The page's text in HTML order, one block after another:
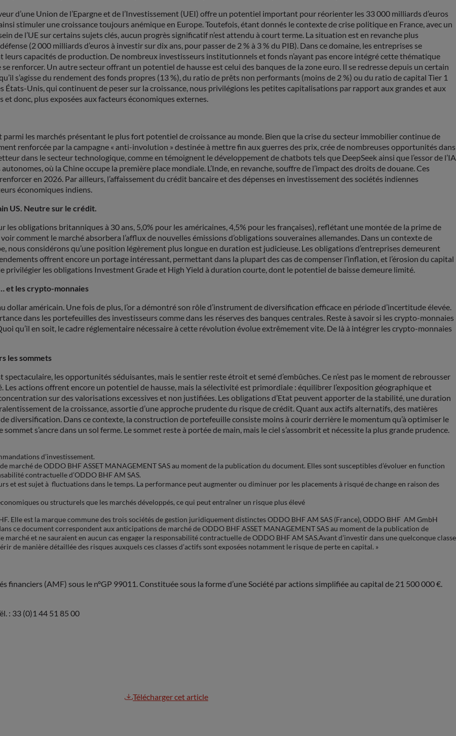
d’une Union de l’Epargne et de l’Investissement (UEI) offre un potentiel important pour réorienter les 33 000 milliards d’euros
stimuler une croissance toujours anémique en Europe. Toutefois, étant donnés le contexte de crise politique en France, avec un
de l’UE sur certains sujets clés, aucun progrès significatif n’est attendu à court terme. La situation est en revanche plus
(2 000 milliards d’euros à investir sur dix ans, pour passer de 2 % à 3 % du PIB). Dans ce domaine, les entreprises se
leurs capacités de production. De nombreux investisseurs institutionnels et fonds n’ayant pas encore intégré cette thématique
renforcer. Un autre secteur offrant un potentiel de hausse est celui des banques de la zone euro. Il se redresse depuis un certain
s’agisse du rendement des fonds propres (13 %), du ratio de prêts non performants (moins de 2 %) ou du ratio de capital Tier 1
États-Unis, qui continuent de peser sur la croissance, nous privilégions les petites capitalisations par rapport aux grandes et aux
donc, plus exposées aux facteurs économiques externes.
parmi les marchés présentant le plus fort potentiel de croissance au monde. Bien que la crise du secteur immobilier continue de
renforcée par la campagne « anti-involution » destinée à mettre fin aux guerres des prix, crée de nombreuses opportunités dans
dans le secteur technologique, comme en témoignent le développement de chatbots tels que DeepSeek ainsi que l’essor de l’IA
où la Chine occupe la première place mondiale. L’Inde, en revanche, souffre de l’impact des droits de douane. Ces
en 2026. Par ailleurs, l’affaissement du crédit bancaire et des dépenses en investissement des sociétés indiennes
économiques indiens.
US. Neutre sur le crédit.
obligations britanniques à 30 ans, 5,0% pour les américaines, 4,5% pour les françaises), reflétant une montée de la prime de
comment le marché absorbera l’afflux de nouvelles émissions d’obligations souveraines allemandes. Dans un contexte de
nous considérons qu’une position légèrement plus longue en duration est judicieuse. Les obligations d’entreprises demeurent
offrent encore un portage intéressant, permettant dans la plupart des cas de compenser l’inflation, et l’érosion du capital
privilégier les obligations Investment Grade et High Yield à duration courte, dont le potentiel de baisse demeure limité.
et les crypto-monnaies
dollar américain. Une fois de plus, l’or a démontré son rôle d’instrument de diversification efficace en période d’incertitude élevée.
dans les portefeuilles des investisseurs comme dans les réserves des banques centrales. Reste à savoir si les crypto-monnaies
qu’il en soit, le cadre réglementaire nécessaire à cette révolution évolue extrêmement vite. De là à intégrer les crypto-monnaies
les sommets
les opportunités séduisantes, mais le sentier reste étroit et semé d’embûches. Ce n’est pas le moment de rebrousser
Les actions offrent encore un potentiel de hausse, mais la sélectivité est primordiale : équilibrer l’exposition géographique et
sur des valorisations excessives et non justifiées. Les obligations d’Etat peuvent apporter de la stabilité, une duration
de la croissance, assortie d’une approche prudente du risque de crédit. Quant aux actifs alternatifs, des matières
diversification. Dans ce contexte, la construction de portefeuille consiste moins à courir derrière le momentum qu’à optimiser le
s’ancre dans un sol ferme. Le sommet reste à portée de main, mais le ciel s’assombrit et nécessite la plus grande prudence.
d’investissement.
marché de ODDO BHF ASSET MANAGEMENT SAS au moment de la publication du document. Elles sont susceptibles d’évoluer en function
contractuelle d’ODDO BHF AM SAS.
et est sujet à fluctuations dans le temps. La performance peut augmenter ou diminuer por les placements à risqué de change en raison des
ou structurels que les marchés développés, ce qui peut entraîner un risque plus élevé
Elle est la marque commune des trois sociétés de gestion juridiquement distinctes ODDO BHF AM SAS (France), ODDO BHF AM GmbH
ce document correspondent aux anticipations de marché de ODDO BHF ASSET MANAGEMENT SAS au moment de la publication de
et ne sauraient en aucun cas engager la responsabilité contractuelle de ODDO BHF AM SAS.Avant d’investir dans une quelconque classe
de manière détaillée des risques auxquels ces classes d’actifs sont exposées notamment le risque de perte en capital. »
financiers (AMF) sous le n°GP 99011. Constituée sous la forme d’une Société par actions simplifiée au capital de 21 500 000 €.
: 33 (0)1 44 51 85 00
Télécharger cet article